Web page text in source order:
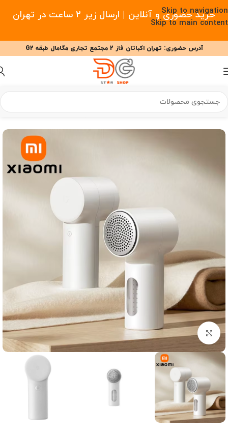
Skip to navigation
Skip to main content
خرید حضوری و آنلاین | ارسال زیر 2 ساعت در تهران
09377477910 - 09127708341 علیزاده
آدرس حضوری: تهران اکباتان فاز 2 مجتمع تجاری مگامال طبقه G2
خانه/خانه هوشمند/لوازم خانگی هوشمند/پرزگیر لباس
برای بزرگنمایی کلیک کنید